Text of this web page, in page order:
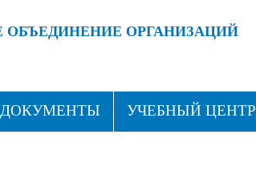
ОРГАНИЗАЦИЙ
ДОКУМЕНТЫ УЧЕБНЫЙ ЦЕНТР